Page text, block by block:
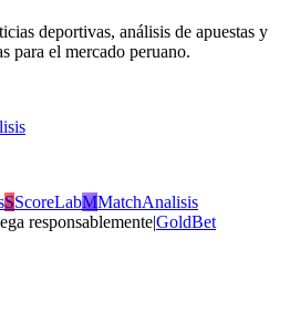
deportivas, análisis de apuestas y
para el mercado peruano.
SScoreLabMMatchAnalisis
responsablemente|GoldBet